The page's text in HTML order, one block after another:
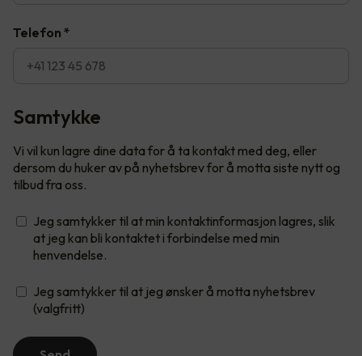
Telefon *
Samtykke
Vi vil kun lagre dine data for å ta kontakt med deg, eller
dersom du huker av på nyhetsbrev for å motta siste nytt og
tilbud fra oss.
Jeg samtykker til at min kontaktinformasjon lagres, slik
at jeg kan bli kontaktet i forbindelse med min
henvendelse.
Jeg samtykker til at jeg ønsker å motta nyhetsbrev
(valgfritt)